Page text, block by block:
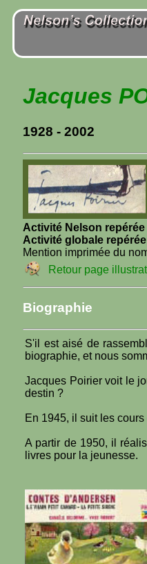
Jacques
1928 - 2002
Activité Nelson repérée
Activité globale
Mention imprimée du
Retour page
Biographie
S'il est aisé de
biographie, et nous
Jacques Poirier voit le
destin ?
En 1945, il suit les
A partir de 1950, il
livres pour la jeunesse.